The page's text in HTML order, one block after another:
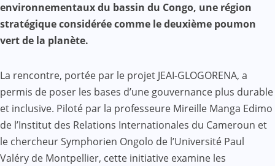
environnementaux du bassin du Congo, une région
stratégique considérée comme le deuxième poumon
vert de la planète.
La rencontre, portée par le projet JEAI-GLOGORENA, a
permis de poser les bases d’une gouvernance plus durable
et inclusive. Piloté par la professeure Mireille Manga Edimo
de l’Institut des Relations Internationales du Cameroun et
le chercheur Symphorien Ongolo de l’Université Paul
Valéry de Montpellier, cette initiative examine les